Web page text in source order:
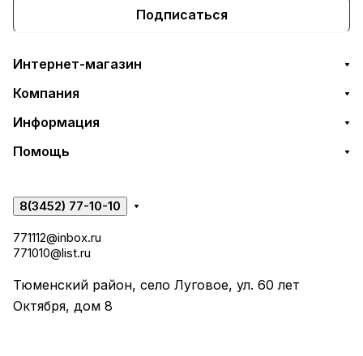
Подписаться
Интернет-магазин
Компания
Информация
Помощь
8(3452) 77-10-10
771112@inbox.ru
771010@list.ru
Тюменский район, село Луговое, ул. 60 лет
Октября, дом 8